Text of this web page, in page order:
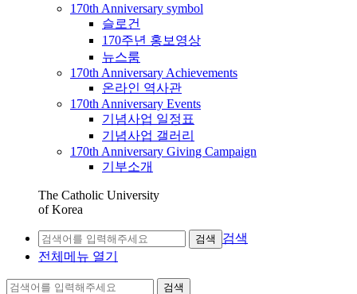
170th Anniversary symbol
슬로건
170주년 홍보영상
뉴스룸
170th Anniversary Achievements
온라인 역사관
170th Anniversary Events
기념사업 일정표
기념사업 갤러리
170th Anniversary Giving Campaign
기부소개
The Catholic University
of Korea
검색
검색
전체메뉴 열기
검색